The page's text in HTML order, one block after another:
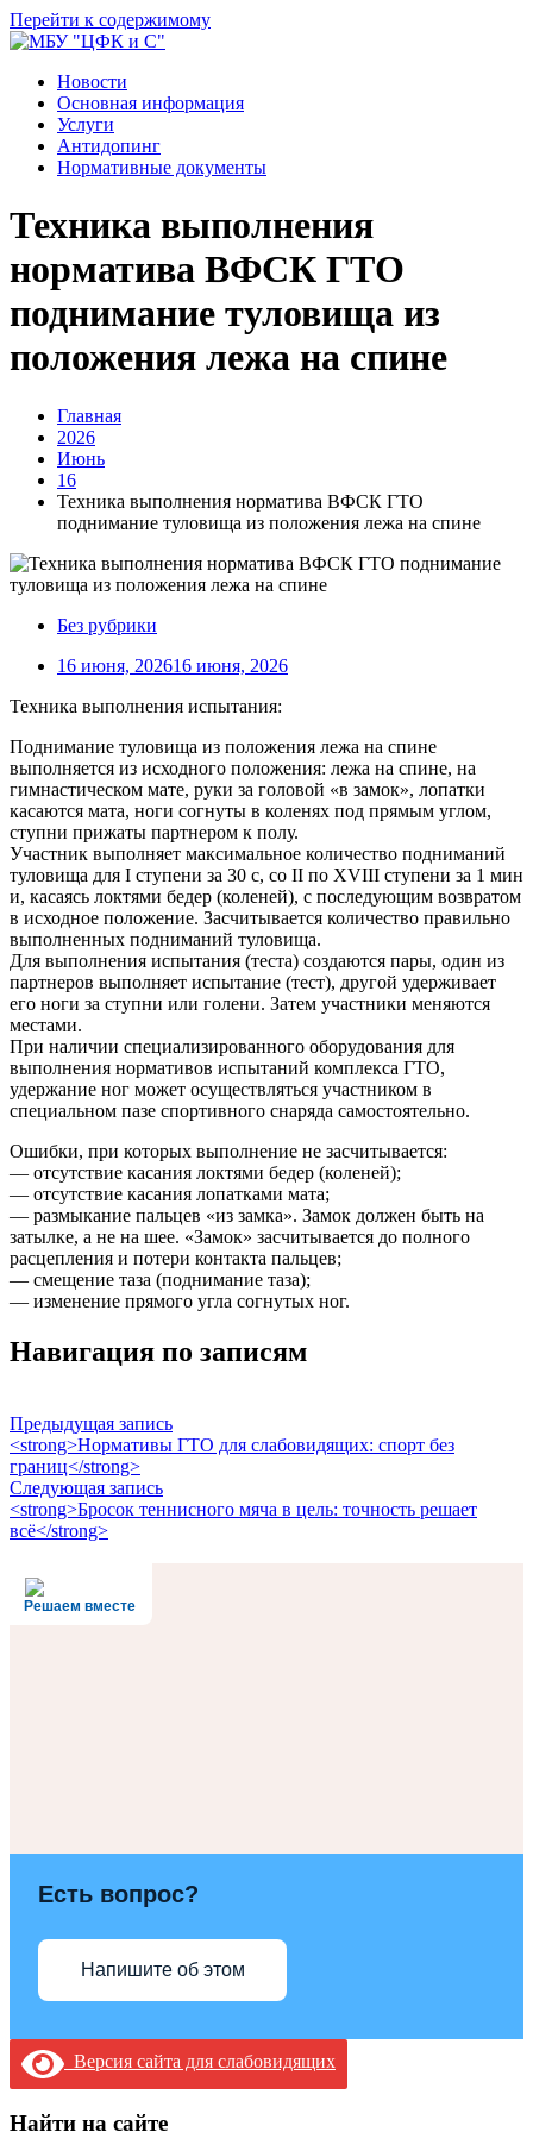
Перейти к содержимому
Новости
Основная информация
Услуги
Антидопинг
Нормативные документы
Техника выполнения
норматива ВФСК ГТО
поднимание туловища из
положения лежа на спине
Главная
2026
Июнь
16
Техника выполнения норматива ВФСК ГТО
поднимание туловища из положения лежа на спине
Без рубрики
16 июня, 202616 июня, 2026
Техника выполнения испытания:
Поднимание туловища из положения лежа на спине
выполняется из исходного положения: лежа на спине, на
гимнастическом мате, руки за головой «в замок», лопатки
касаются мата, ноги согнуты в коленях под прямым углом,
ступни прижаты партнером к полу.
Участник выполняет максимальное количество подниманий
туловища для I ступени за 30 с, со II по XVIII ступени за 1 мин
и, касаясь локтями бедер (коленей), с последующим возвратом
в исходное положение. Засчитывается количество правильно
выполненных подниманий туловища.
Для выполнения испытания (теста) создаются пары, один из
партнеров выполняет испытание (тест), другой удерживает
его ноги за ступни или голени. Затем участники меняются
местами.
При наличии специализированного оборудования для
выполнения нормативов испытаний комплекса ГТО,
удержание ног может осуществляться участником в
специальном пазе спортивного снаряда самостоятельно.
Ошибки, при которых выполнение не засчитывается:
— отсутствие касания локтями бедер (коленей);
— отсутствие касания лопатками мата;
— размыкание пальцев «из замка». Замок должен быть на
затылке, а не на шее. «Замок» засчитывается до полного
расцепления и потери контакта пальцев;
— смещение таза (поднимание таза);
— изменение прямого угла согнутых ног.
Навигация по записям
Предыдущая запись
<strong>Нормативы ГТО для слабовидящих: спорт без
границ</strong>
Следующая запись
<strong>Бросок теннисного мяча в цель: точность решает
всё</strong>
Решаем вместе
Есть вопрос?
Напишите об этом
Версия сайта для слабовидящих
Найти на сайте